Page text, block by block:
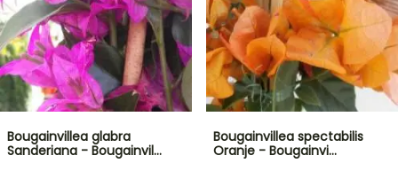
Bougainvillea glabra
Sanderiana - Bougainvil…
Bougainvillea spectabilis
Oranje - Bougainvi…